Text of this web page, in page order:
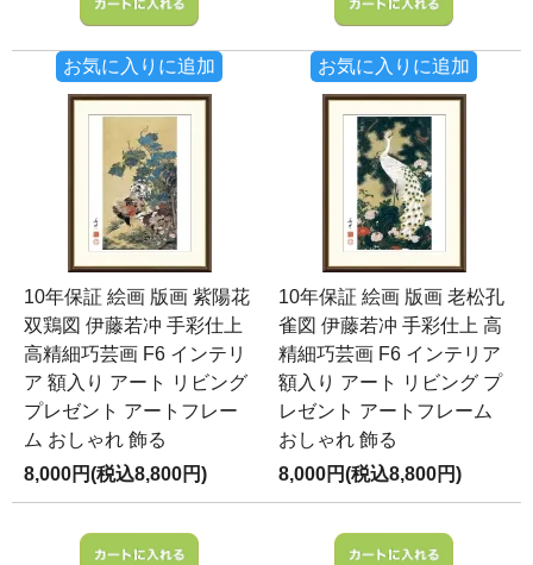
お気に入りに追加 お気に入りに追加
10年保証 絵画 版画 紫陽花
双鶏図 伊藤若冲 手彩仕上
高精細巧芸画 F6 インテリ
ア 額入り アート リビング
プレゼント アートフレー
ム おしゃれ 飾る
8,000円(税込8,800円)
10年保証 絵画 版画 老松孔
雀図 伊藤若冲 手彩仕上 高
精細巧芸画 F6 インテリア
額入り アート リビング プ
レゼント アートフレーム
おしゃれ 飾る
8,000円(税込8,800円)